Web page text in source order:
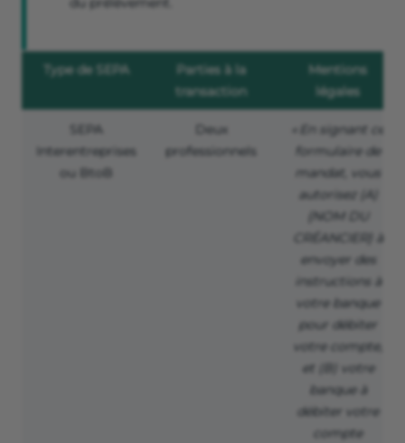
Type de SEPA
Parties à la
transaction
Mentions
légales
SEPA
Interentreprises
ou BtoB
Deux
professionnels
« En signant ce
formulaire de
mandat, vous
autorisez (A)
{NOM DU
CRÉANCIER} à
envoyer des
instructions à
votre banque
pour débiter
votre compte,
et (B) votre
banque à
débiter votre
compte